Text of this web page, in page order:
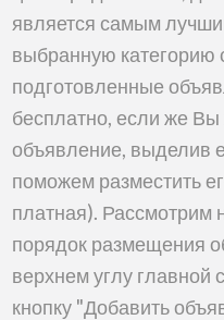
является самым
выбранную категорию
подготовленные
бесплатно, если же Вы
объявление, выделив
поможем разместить
платная). Рассмотрим
порядок размещения
верхнем углу
кнопку "Добавить